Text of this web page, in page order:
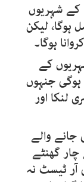
کے شہریوں
ہوگا، لیکن
ہوگا۔
کے
ہوگی جنہوں
لنکا اور
والے
گھنٹے
آر ٹیسٹ نہ